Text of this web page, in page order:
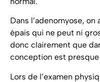
Dans l’adenomyose,
épais qui ne peut ni
donc clairement que
conception est
Lors de l’examen